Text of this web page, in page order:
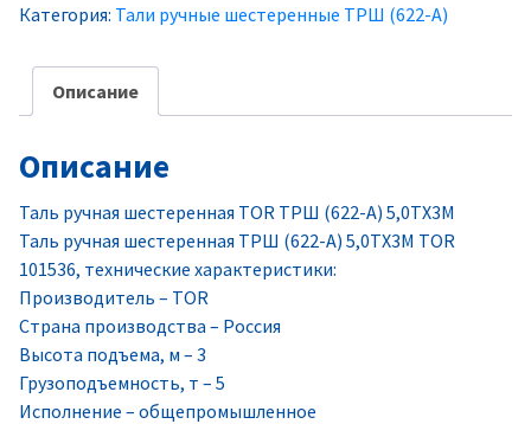
Категория: Тали ручные шестеренные ТРШ (622-A)
Описание
Описание
Таль ручная шестеренная TOR ТРШ (622-A) 5,0ТХ3М
Таль ручная шестеренная ТРШ (622-A) 5,0ТХ3М TOR
101536, технические характеристики:
Производитель – TOR
Страна производства – Россия
Высота подъема, м – 3
Грузоподъемность, т – 5
Исполнение – общепромышленное